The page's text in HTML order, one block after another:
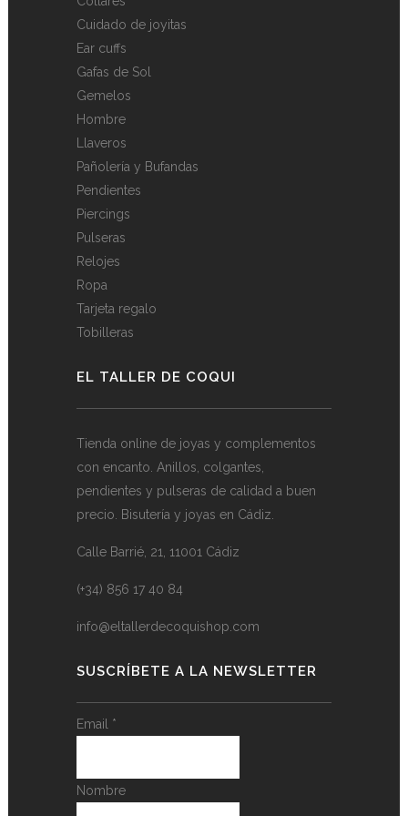
Cuidado de joyitas
Ear cuffs
Gafas de Sol
Gemelos
Hombre
Llaveros
Pañolería y Bufandas
Pendientes
Piercings
Pulseras
Relojes
Ropa
Tarjeta regalo
Tobilleras
EL TALLER DE COQUI
Tienda online de joyas y complementos
con encanto. Anillos, colgantes,
pendientes y pulseras de calidad a buen
precio. Bisutería y joyas en Cádiz.
Calle Barrié, 21, 11001 Cádiz
(+34) 856 17 40 84
info@eltallerdecoquishop.com
SUSCRÍBETE A LA NEWSLETTER
Email *
Nombre